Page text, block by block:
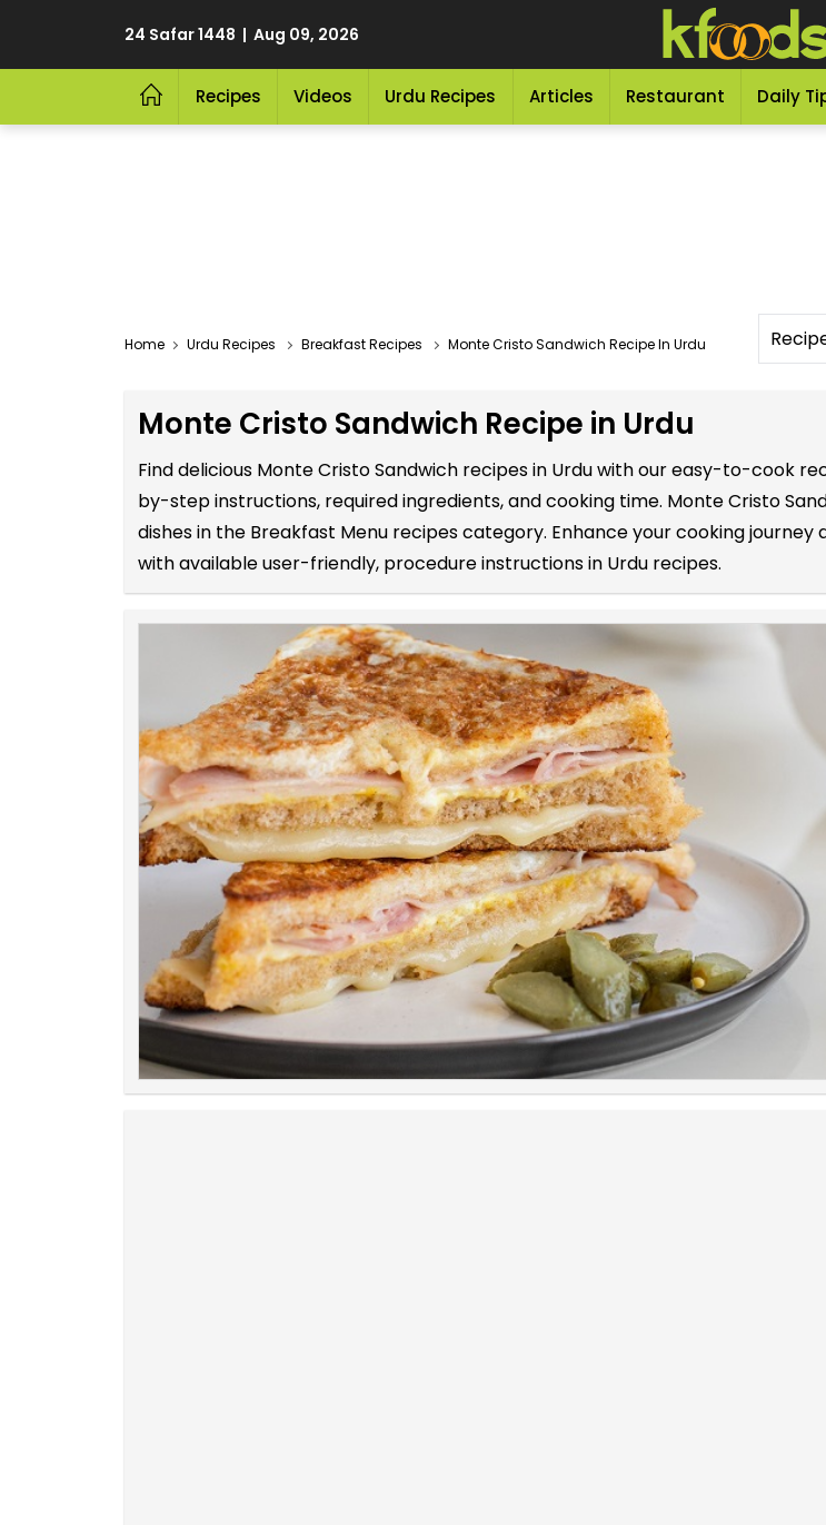
24 Safar 1448 | Aug 09, 2026
Recipes Videos Urdu Recipes Articles Restaurant Daily
Home Urdu Recipes Breakfast Recipes Monte Cristo Sandwich Recipe In Urdu
Monte Cristo Sandwich Recipe in Urdu
Find delicious Monte Cristo Sandwich recipes in Urdu with our easy-to-cook
by-step instructions, required ingredients, and cooking time. Monte Cristo
dishes in the Breakfast Menu recipes category. Enhance your cooking
with available user-friendly, procedure instructions in Urdu recipes.